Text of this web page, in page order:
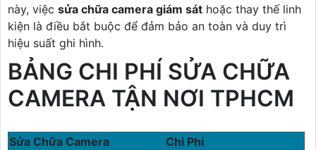
này, việc sửa chữa camera giám sát hoặc thay thế linh
kiện là điều bắt buộc để đảm bảo an toàn và duy trì
hiệu suất ghi hình.
BẢNG CHI PHÍ SỬA CHỮA
CAMERA TẬN NƠI TPHCM
Sửa Chữa Camera Chi Phí